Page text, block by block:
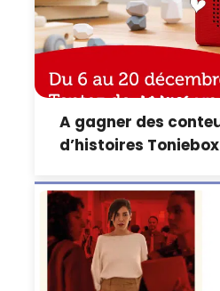
A gagner des
d’histoires